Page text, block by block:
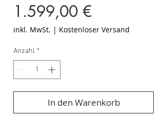
1.599,00 €Preis
inkl. MwSt. | Kostenloser Versand
Anzahl *
In den Warenkorb